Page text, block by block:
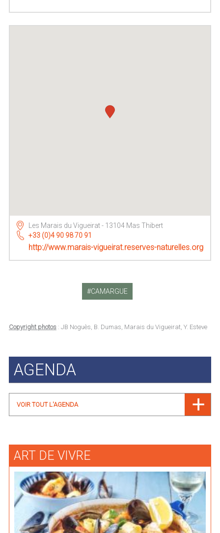
Les Marais du Vigueirat - 13104 Mas Thibert
+33 (0)4 90 98 70 91
http://www.marais-vigueirat.reserves-naturelles.org
CAMARGUE
Copyright photos: JB Noguès, B. Dumas, Marais du Vigueirat, Y. Esteve
AGENDA
VOIR TOUT L'AGENDA
ART DE VIVRE